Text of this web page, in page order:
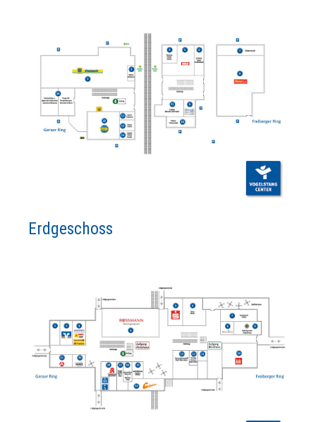
Erdgeschoss